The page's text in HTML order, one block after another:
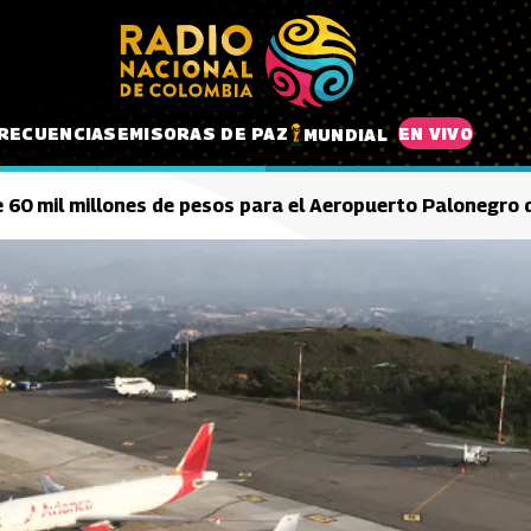
EMISORAS DE PAZ MUNDIAL EN VIVO
mil millones de pesos para el Aeropuerto Palonegro